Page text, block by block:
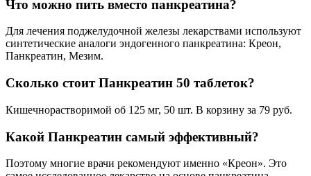
Что можно пить вместо панкреатина?
Для лечения поджелудочной железы лекарствами используют
синтетические аналоги эндогенного панкреатина: Креон,
Панкреатин, Мезим.
Сколько стоит Панкреатин 50 таблеток?
Кишечнорастворимой об 125 мг, 50 шт. В корзину за 79 руб.
Какой Панкреатин самый эффективный?
Поэтому многие врачи рекомендуют именно «Креон». Это